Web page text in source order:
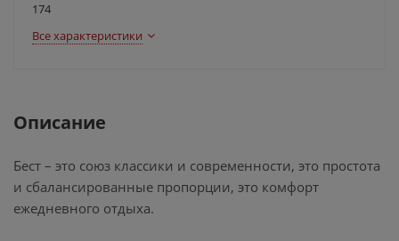
174
Все характеристики
Описание
Бест – это союз классики и современности, это простота
и сбалансированные пропорции, это комфорт
ежедневного отдыха.